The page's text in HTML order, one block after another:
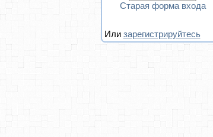
Старая форма входа
Или зарегистрируйтесь